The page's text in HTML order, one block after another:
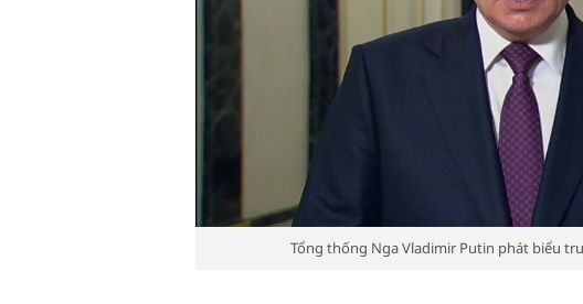
Tổng thống Nga Vladimir Putin phát biểu